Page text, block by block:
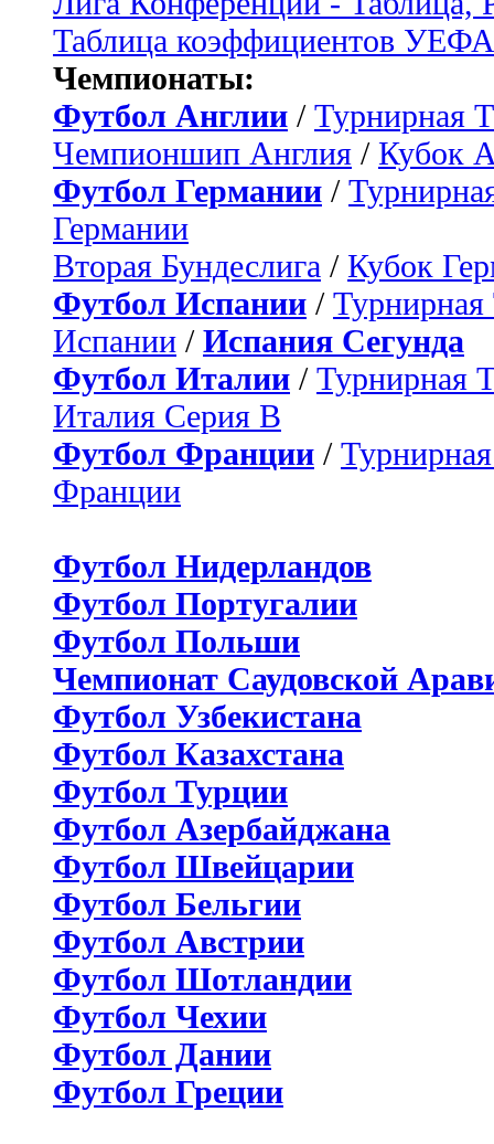
Таблица коэффициентов УЕФА
Чемпионаты:
Футбол Англии / Турнирная
Чемпионшип Англия / Кубок
Футбол Германии /
Германии
Вторая Бундеслига / Кубок
Футбол Испании / Турнирная
Испании / Испания Сегунда
Футбол Италии / Турнирная
Италия Серия B
Футбол Франции /
Франции
Футбол Нидерландов
Футбол Португалии
Футбол Польши
Чемпионат Саудовской
Футбол Узбекистана
Футбол Казахстана
Футбол Турции
Футбол Азербайджана
Футбол Швейцарии
Футбол Бельгии
Футбол Австрии
Футбол Шотландии
Футбол Чехии
Футбол Дании
Футбол Греции